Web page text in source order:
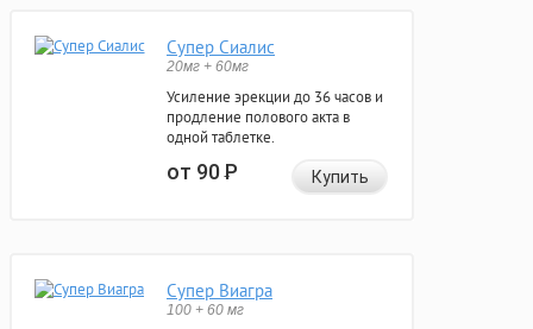
Супер Сиалис
20мг + 60мг
Усиление эрекции до 36 часов и
продление полового акта в
одной таблетке.
от 90Р Купить
Супер Виагра
100 + 60 мг